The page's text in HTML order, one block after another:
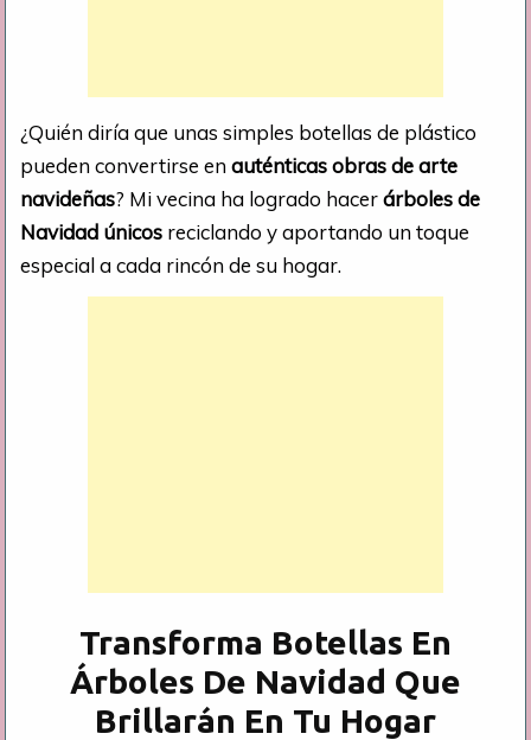
¿Quién diría que unas simples botellas de plástico
pueden convertirse enauténticas obras de arte
navideñas? Mi vecina ha logrado hacerárboles de
Navidad únicos reciclando y aportando un toque
especial a cada rincón de su hogar.
Transforma Botellas En
Árboles De Navidad Que
Brillarán En Tu Hogar